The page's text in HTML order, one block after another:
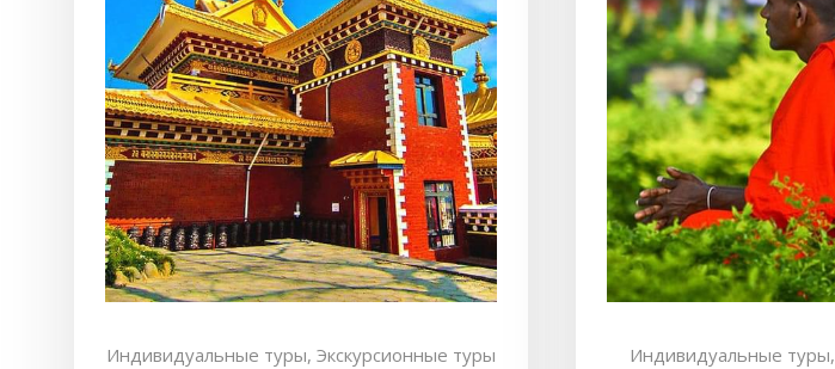
Индивидуальные туры, Экскурсионные туры Индивидуальные туры,